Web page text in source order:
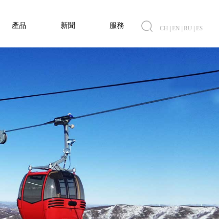
產品 新聞 服務 CH EN RU ES